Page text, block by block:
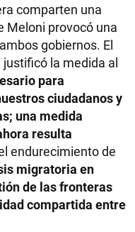
comparten una
Meloni provocó una
gobiernos. El
justificó la medida al
para
ciudadanos y
una medida
resulta
endurecimiento de
migratoria en
de las fronteras
compartida entre